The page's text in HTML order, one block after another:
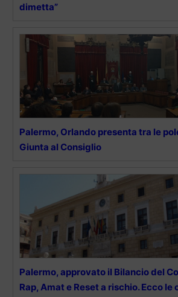
dimetta”
Palermo, Orlando presenta tra le
Giunta al Consiglio
Palermo, approvato il Bilancio del
Rap, Amat e Reset a rischio. Ecco